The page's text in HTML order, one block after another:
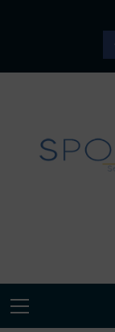
Menú